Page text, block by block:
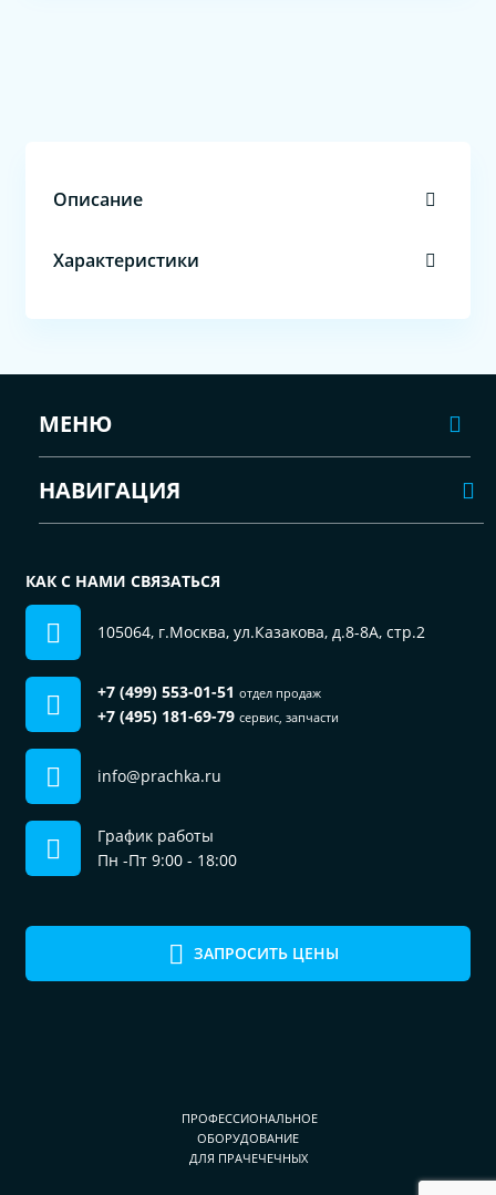
Описание
Характеристики
ПРОФЕССИОНАЛЬНОЕ
ОБОРУДОВАНИЕ
ДЛЯ ПРАЧЕЧЕЧНЫХ
ЗАПРОСИТЬ ЦЕНЫ
МЕНЮ
НАВИГАЦИЯ
КАК С НАМИ СВЯЗАТЬСЯ
105064, г.Москва, ул.Казакова, д.8-8А, стр.2
+7 (499) 553-01-51 отдел продаж
+7 (495) 181-69-79 сервис, запчасти
info@prachka.ru
График работы
Пн -Пт 9:00 - 18:00